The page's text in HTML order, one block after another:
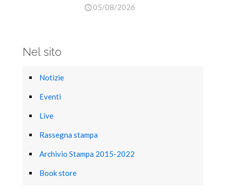
05/08/2026
Nel sito
Notizie
Eventi
Live
Rassegna stampa
Archivio Stampa 2015-2022
Book store